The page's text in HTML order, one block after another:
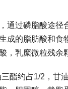
通过磷脂酸途
成的脂肪酸和食
，乳糜微粒残余
酯约占1/2，甘